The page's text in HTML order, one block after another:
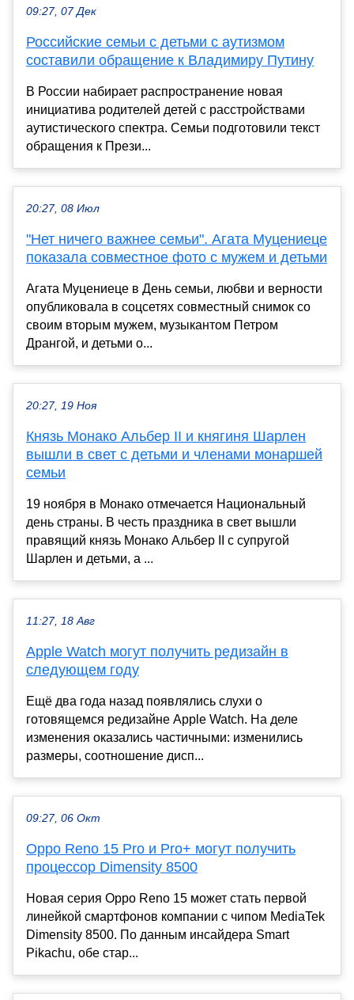
09:27, 07 Дек
Российские семьи с детьми с аутизмом
составили обращение к Владимиру Путину
В России набирает распространение новая
инициатива родителей детей с расстройствами
аутистического спектра. Семьи подготовили текст
обращения к Прези...
20:27, 08 Июл
"Нет ничего важнее семьи". Агата Муцениеце
показала совместное фото с мужем и детьми
Агата Муцениеце в День семьи, любви и верности
опубликовала в соцсетях совместный снимок со
своим вторым мужем, музыкантом Петром
Дрангой, и детьми о...
20:27, 19 Ноя
Князь Монако Альбер II и княгиня Шарлен
вышли в свет с детьми и членами монаршей
семьи
19 ноября в Монако отмечается Национальный
день страны. В честь праздника в свет вышли
правящий князь Монако Альбер II с супругой
Шарлен и детьми, а ...
11:27, 18 Авг
Apple Watch могут получить редизайн в
следующем году
Ещё два года назад появлялись слухи о
готовящемся редизайне Apple Watch. На деле
изменения оказались частичными: изменились
размеры, соотношение дисп...
09:27, 06 Окт
Oppo Reno 15 Pro и Pro+ могут получить
процессор Dimensity 8500
Новая серия Oppo Reno 15 может стать первой
линейкой смартфонов компании с чипом MediaTek
Dimensity 8500. По данным инсайдера Smart
Pikachu, обе стар...